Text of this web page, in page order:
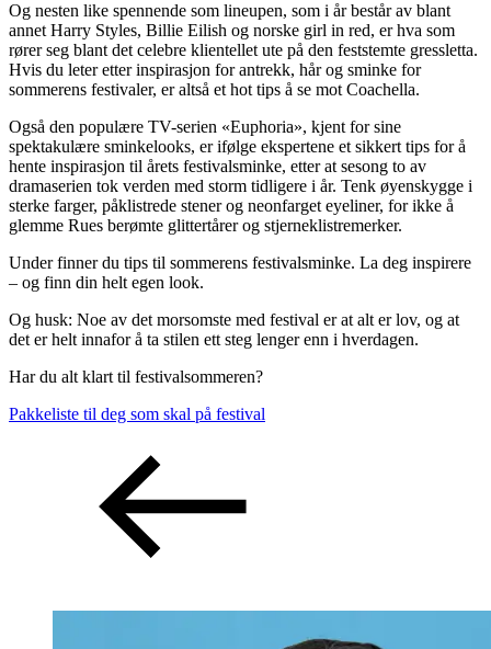
Og nesten like spennende som lineupen, som i år består av blant
annet Harry Styles, Billie Eilish og norske girl in red, er hva som
rører seg blant det celebre klientellet ute på den feststemte gressletta.
Hvis du leter etter inspirasjon for antrekk, hår og sminke for
sommerens festivaler, er altså et hot tips å se mot Coachella.
Også den populære TV-serien «Euphoria», kjent for sine
spektakulære sminkelooks, er ifølge ekspertene et sikkert tips for å
hente inspirasjon til årets festivalsminke, etter at sesong to av
dramaserien tok verden med storm tidligere i år. Tenk øyenskygge i
sterke farger, påklistrede stener og neonfarget eyeliner, for ikke å
glemme Rues berømte glittertårer og stjerneklistremerker.
Under finner du tips til sommerens festivalsminke. La deg inspirere
– og finn din helt egen look.
Og husk: Noe av det morsomste med festival er at alt er lov, og at
det er helt innafor å ta stilen ett steg lenger enn i hverdagen.
Har du alt klart til festivalsommeren?
Pakkeliste til deg som skal på festival